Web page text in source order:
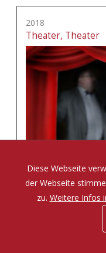
2018
Theater, Theater
Eine Komödie von
Diese Webseite
der Webseite
zu. Weitere Infos